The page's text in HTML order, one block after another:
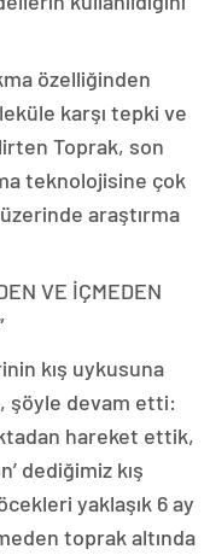
özelliğinden
karşı tepki ve
Toprak, son
teknolojisine çok
araştırma
VE İÇMEDEN
kış uykusuna
şöyle devam etti:
hareket ettik,
dediğimiz kış
yaklaşık 6 ay
toprak altında